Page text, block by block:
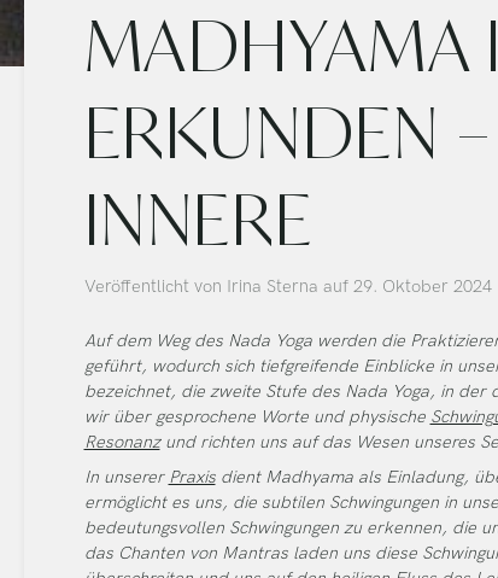
MADHYAMA
ERKUNDEN
INNERE
Veröffentlicht von Irina Sterna auf 29. Oktober 2024
Auf dem Weg des Nada Yoga werden die
geführt, wodurch sich tiefgreifende Einblicke in
bezeichnet, die zweite Stufe des Nada Yoga, in der
wir über gesprochene Worte und physische
Resonanzund richten uns auf das Wesen unseres
In unserer Praxisdient Madhyama als Einladung,
ermöglicht es uns, die subtilen Schwingungen in
bedeutungsvollen Schwingungen zu erkennen, die
das Chanten von Mantras laden uns diese